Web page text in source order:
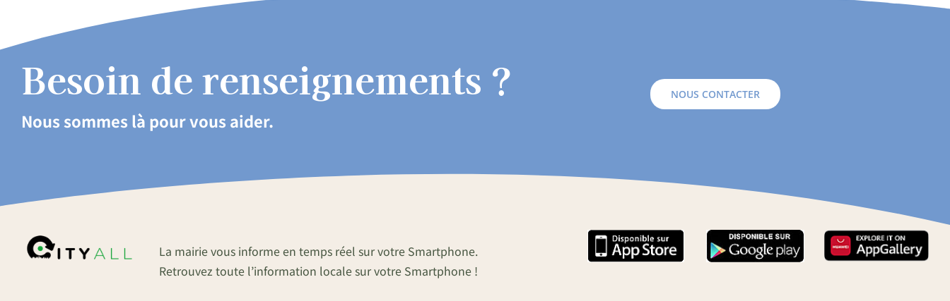
Besoin de renseignements ?
Nous sommes là pour vous aider.
NOUS CONTACTER
La mairie vous informe en temps réel sur votre Smartphone.
Retrouvez toute l’information locale sur votre Smartphone !